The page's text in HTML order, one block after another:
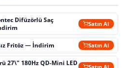
Difüzörlü Saç
Satın Al
Fritöz — İndirim Satın Al
27\" 180Hz QD-Mini LED